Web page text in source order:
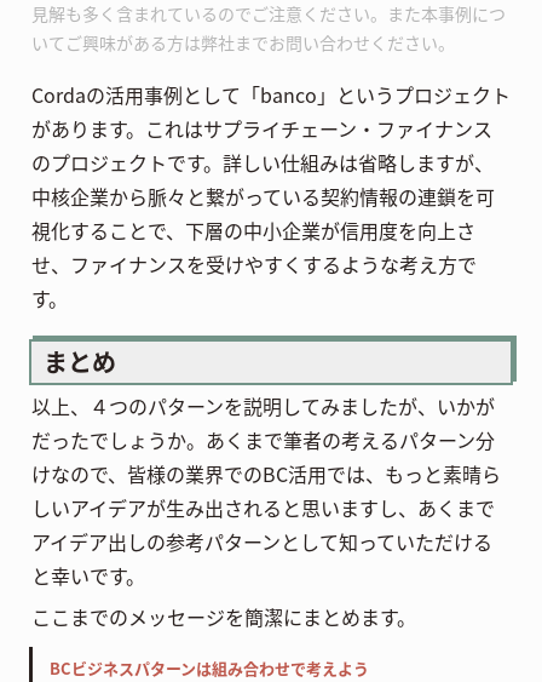
見解も多く含まれているのでご注意ください。また本事例につ
いてご興味がある方は弊社までお問い合わせください。
Cordaの活用事例として「banco」というプロジェクト
があります。これはサプライチェーン・ファイナンス
のプロジェクトです。詳しい仕組みは省略しますが、
中核企業から脈々と繋がっている契約情報の連鎖を可
視化することで、下層の中小企業が信用度を向上さ
せ、ファイナンスを受けやすくするような考え方で
す。
まとめ
以上、４つのパターンを説明してみましたが、いかが
だったでしょうか。あくまで筆者の考えるパターン分
けなので、皆様の業界でのBC活用では、もっと素晴ら
しいアイデアが生み出されると思いますし、あくまで
アイデア出しの参考パターンとして知っていただける
と幸いです。
ここまでのメッセージを簡潔にまとめます。
BCビジネスパターンは組み合わせで考えよう